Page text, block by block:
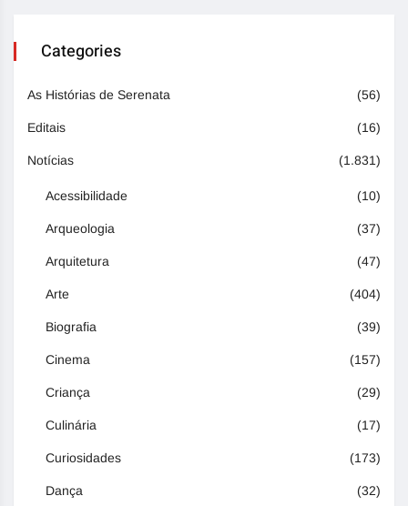
Categories
As Histórias de Serenata (56)
Editais (16)
Notícias (1.831)
Acessibilidade (10)
Arqueologia (37)
Arquitetura (47)
Arte (404)
Biografia (39)
Cinema (157)
Criança (29)
Culinária (17)
Curiosidades (173)
Dança (32)